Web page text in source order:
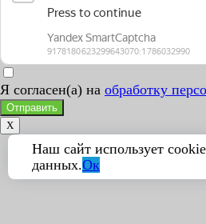
Я согласен(а) на обработку
Отправить
X
Наш сайт использует
данных.Ок